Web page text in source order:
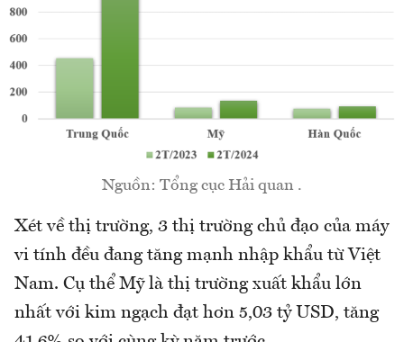
Nguồn: Tổng cục Hải quan .
Xét về thị trường, 3 thị trường chủ đạo của máy
vi tính đều đang tăng mạnh nhập khẩu từ Việt
Nam. Cụ thể Mỹ là thị trường xuất khẩu lớn
nhất với kim ngạch đạt hơn 5,03 tỷ USD, tăng